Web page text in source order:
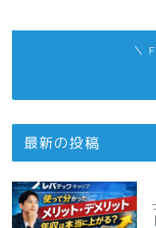
＼
最新の投稿